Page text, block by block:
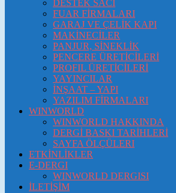
DESTEK SACI
FUAR FİRMALARI
GARAJ VE ÇELİK KAPI
MAKİNECİLER
PANJUR, SİNEKLİK
PENCERE ÜRETİCİLERİ
PROFIL ÜRETİCİLERİ
YAYINCILAR
İNŞAAT – YAPI
YAZILIM FİRMALARI
WINWORLD
WINWORLD HAKKINDA
DERGİ BASKI TARİHLERİ
SAYFA ÖLÇÜLERI
ETKİNLİKLER
E-DERGI
WINWORLD DERGISI
İLETİŞİM